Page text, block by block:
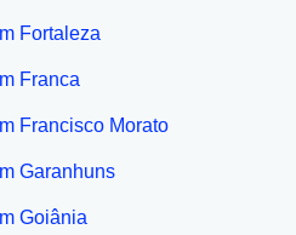
Fortaleza
Franca
Francisco Morato
Garanhuns
Goiânia